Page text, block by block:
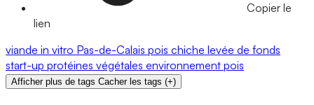
Copier le
lien
viande in vitro Pas-de-Calais pois chiche levée de fonds
start-up protéines végétales environnement pois
Afficher plus de tags Cacher les tags (+)